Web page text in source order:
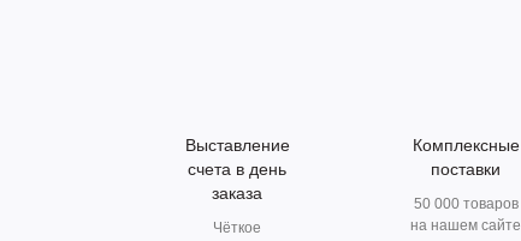
Выставление
счета в день
заказа
Чёткое
Комплексные
поставки
50 000 товаров
на нашем сайте